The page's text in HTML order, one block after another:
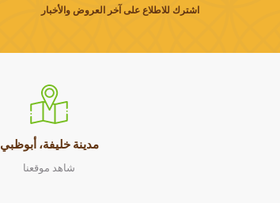
اشترك للاطلاع على آخر العروض والأخبار
مدينة خليفة، أبوظبي
شاهد موقعنا